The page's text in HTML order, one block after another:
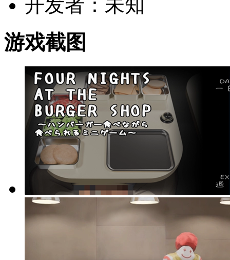
开发者：未知
游戏截图